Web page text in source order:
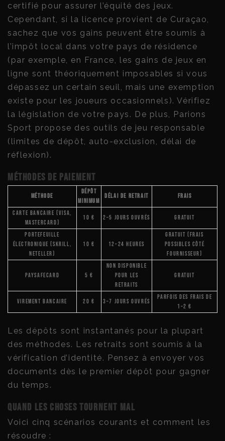
certifié pour assurer l’équité des jeux.
Cependant, si la licence provient de Curaçao,
sachez que vos gains peuvent être soumis à
l’impôt local dans votre pays de résidence
(par exemple, en France, les gains de jeux en
ligne sont théoriquement imposables si vous
dépassez un certain seuil, mais une exemption
existe pour les joueurs occasionnels). Vérifiez
la législation de votre pays. De plus, Parions
Sport propose des outils de jeu responsable
(limites de dépôt, auto-exclusion, délai de
réflexion).
Méthodes de paiement
Méthode
Dépôt
minimum
Délai de retrait Frais
Carte bancaire (Visa,
Mastercard)
10 € 2–5 jours ouvrés Gratuit
Portefeuille
électronique (Skrill,
Neteller)
10 € 12–24 heures
Gratuit (frais
possibles côté
fournisseur)
Paysafecard 5 €
Non disponible
pour les
retraits
Gratuit
Virement bancaire 20 € 3–7 jours ouvrés
Parfois des frais de
1–2 €
Les dépôts sont instantanés pour la plupart
des méthodes. Les retraits sont soumis à la
vérification d’identité. Pensez à envoyer vos
documents dès le premier dépôt pour gagner
du temps.
Quand les choses tournent mal
Voici cinq scénarios courants et comment les
résoudre :